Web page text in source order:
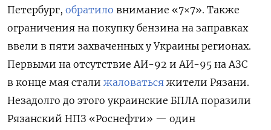
Петербург, обратило внимание «7×7». Также
ограничения на покупку бензина на заправках
ввели в пяти захваченных у Украины регионах.
Первыми на отсутствие АИ-92 и АИ-95 на АЗС
в конце мая стали жаловаться жители Рязани.
Незадолго до этого украинские БПЛА поразили
Рязанский НПЗ «Роснефти» — один